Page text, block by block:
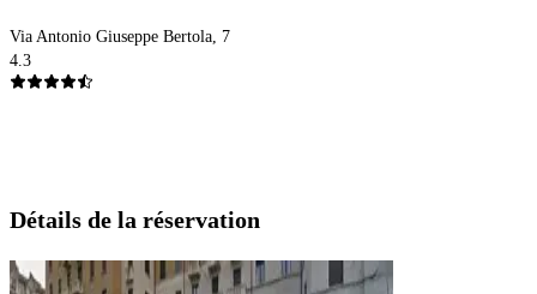
Via Antonio Giuseppe Bertola, 7
4.3
Détails de la réservation